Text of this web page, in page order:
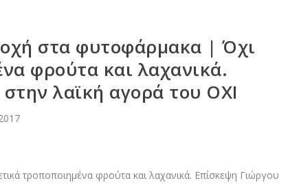
στα φυτοφάρμακα | Όχι
φρούτα και λαχανικά.
λαϊκή αγορά του ΟΧΙ